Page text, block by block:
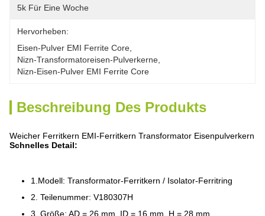
5k Für Eine Woche
Hervorheben:
Eisen-Pulver EMI Ferrite Core
Nizn-Transformatoreisen-Pulverkerne
Nizn-Eisen-Pulver EMI Ferrite Core
Beschreibung Des Produkts
Weicher Ferritkern EMI-Ferritkern Transformator Eisenpulverkern
Schnelles Detail:
1.Modell: Transformator-Ferritkern / Isolator-Ferritring
2. Teilenummer: V180307H
3. Größe: AD = 26 mm, ID = 16 mm, H = 28 mm